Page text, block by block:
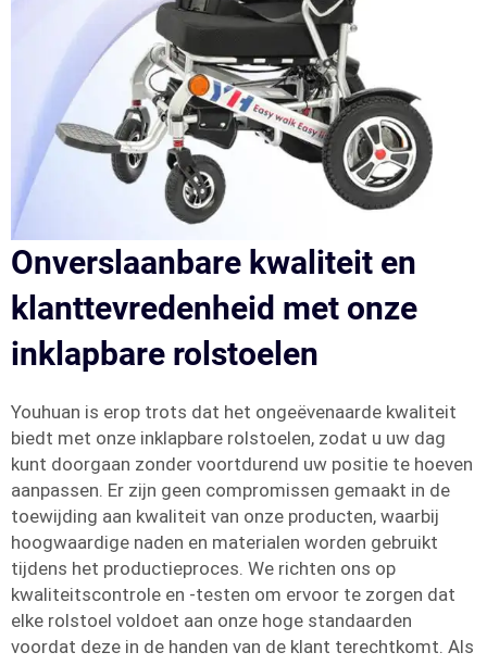
Onverslaanbare kwaliteit en
klanttevredenheid met onze
inklapbare rolstoelen
Youhuan is erop trots dat het ongeëvenaarde kwaliteit
biedt met onze inklapbare rolstoelen, zodat u uw dag
kunt doorgaan zonder voortdurend uw positie te hoeven
aanpassen. Er zijn geen compromissen gemaakt in de
toewijding aan kwaliteit van onze producten, waarbij
hoogwaardige naden en materialen worden gebruikt
tijdens het productieproces. We richten ons op
kwaliteitscontrole en -testen om ervoor te zorgen dat
elke rolstoel voldoet aan onze hoge standaarden
voordat deze in de handen van de klant terechtkomt. Als